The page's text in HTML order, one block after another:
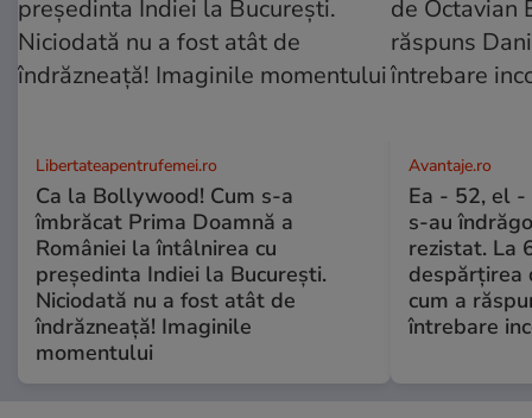
Libertateapentrufemei.ro
Ca la Bollywood! Cum s-a
îmbrăcat Prima Doamnă a
României la întâlnirea cu
președinta Indiei la București.
Niciodată nu a fost atât de
îndrăzneață! Imaginile
momentului
Avantaje.ro
Ea - 52, el -
s-au
rezistat. La
despărțirea
cum a
întrebare